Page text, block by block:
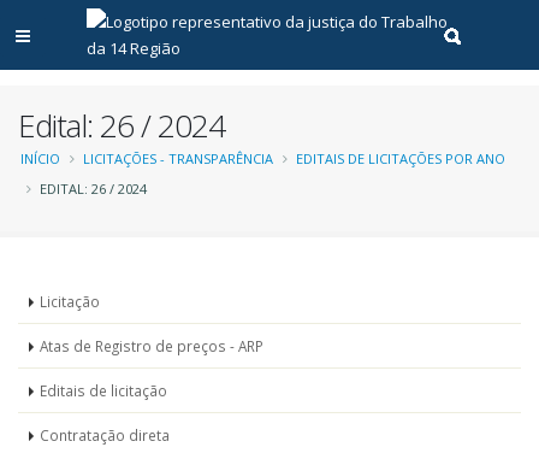
Abrir menu principal
Realizar
Edital: 26 / 2024
Trilha
INÍCIO LICITAÇÕES - TRANSPARÊNCIA
EDITAIS DE LICITAÇÕES POR ANO
EDITAL: 26 / 2024
Menu
Licitações
Licitação
Atas de Registro de preços - ARP
Editais de licitação
Contratação direta